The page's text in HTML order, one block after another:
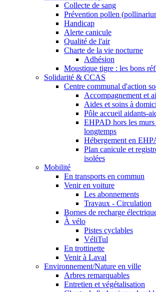
Collecte de sang
Prévention pollen
Handicap
Alerte canicule
Qualité de l'air
Charte de la vie nocturne
Adhésion
Moustique tigre : les bons
Solidarité & CCAS
Centre communal d'action
Accompagnement et
Aides et soins à
Pôle accueil aidants-
EHPAD hors les murs
longtemps
Hébergement en
Plan canicule et
isolées
Mobilité
En transports en commun
Venir en voiture
Les abonnements
Travaux - Circulation
Bornes de recharge
À vélo
Pistes cyclables
VéliTul
En trottinette
Venir à Laval
Environnement/Nature en ville
Arbres remarquables
Entretien et végétalisation